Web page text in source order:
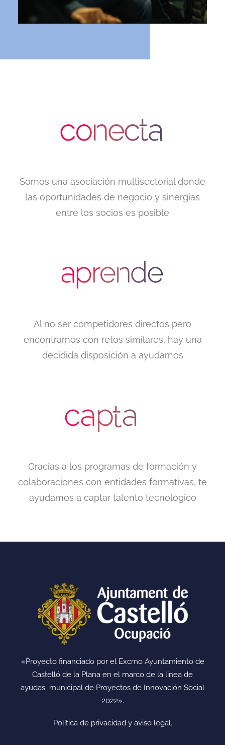
Somos una asociación multisectorial donde
las oportunidades de negocio y sinergias
entre los socios es posible
Al no ser competidores directos pero
encontrarnos con retos similares, hay una
decidida disposición a ayudarnos
Gracias a los programas de formación y
colaboraciones con entidades formativas, te
ayudamos a captar talento tecnológico
«Proyecto financiado por el Excmo Ayuntamiento de
Castelló de la Plana en el marco de la linea de
ayudas municipal de Proyectos de Innovación Social
2022».
Política de privacidad y aviso legal.